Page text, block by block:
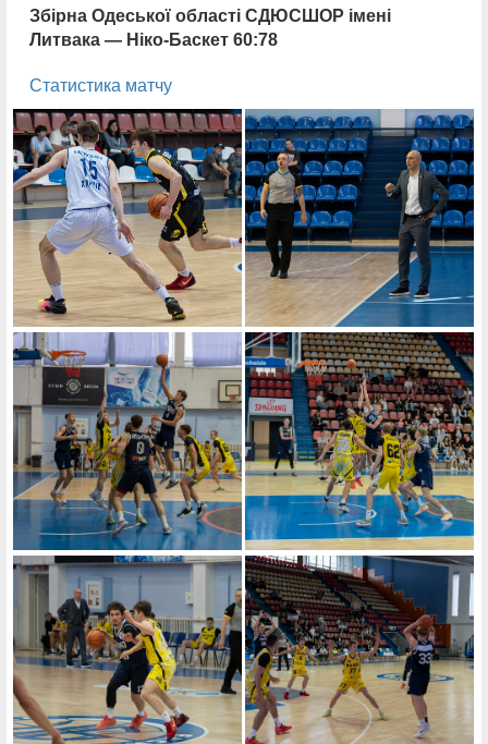
Збірна Одеської області СДЮСШОР імені
Литвака — Ніко-Баскет 60:78
Статистика матчу